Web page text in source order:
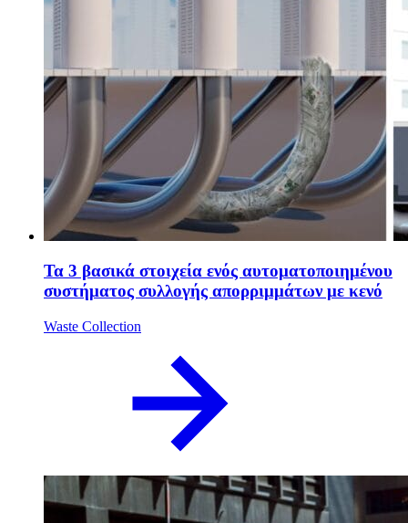
Τα 3 βασικά στοιχεία ενός αυτοματοποιημένου
συστήματος συλλογής απορριμμάτων με κενό
Waste Collection